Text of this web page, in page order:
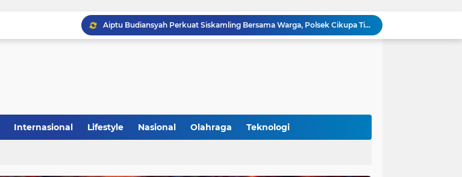
Aiptu Budiansyah Perkuat Siskamling Bersama Warga, Polsek Cikupa Tingkatkan Sinergi Jaga Kamtibmas
Polsek Cikupa Intensifkan Patroli Ops Cipkon KRYD, Antisipasi Gangguan Kamtibmas di Kawasan Citra Raya
Bhabinkamtibmas Polsek Cikupa Dorong Semangat Warga Lewat Program Polisi Peduli Pengangguran di Desa Cibadak
Internasional Lifestyle Nasional Olahraga Teknologi